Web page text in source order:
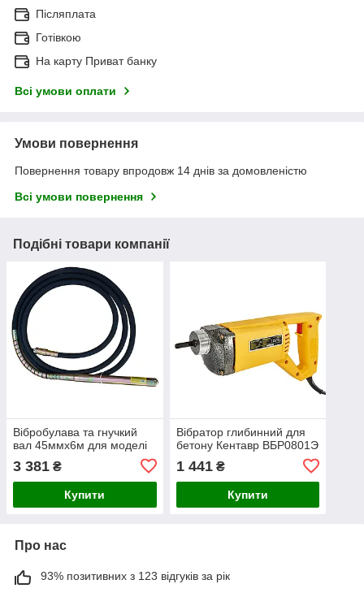
Післяплата
Готівкою
На карту Приват банку
Всі умови оплати
Умови повернення
Повернення товару впродовж 14 днів за домовленістю
Всі умови повернення
Подібні товари компанії
Вібробулава та гнучкий
вал 45ммх6м для моделі
3 381 ₴
Купити
Вібратор глибинний для
бетону Кентавр ВБР0801Э
1 441₴
Купити
Про нас
93% позитивних з 123 відгуків за рік